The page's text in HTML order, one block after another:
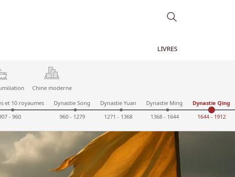
LIVRES
Chine moderne
et 10 royaumes
- 960
Dynastie Song
960 - 1279
Dynastie Yuan
1271 - 1368
Dynastie Ming
1368 - 1644
Dynastie Qing
1644 - 1912